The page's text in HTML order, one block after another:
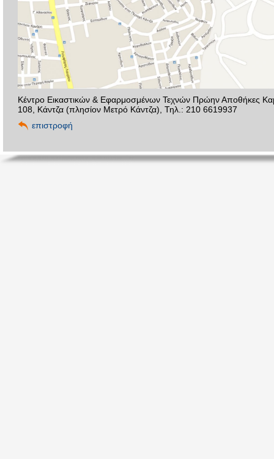
Κέντρο Εικαστικών & Εφαρμοσμένων Τεχνών Πρώην Αποθήκες
108, Κάντζα (πλησίον Μετρό Κάντζα), Τηλ.: 210 6619937
επιστροφή